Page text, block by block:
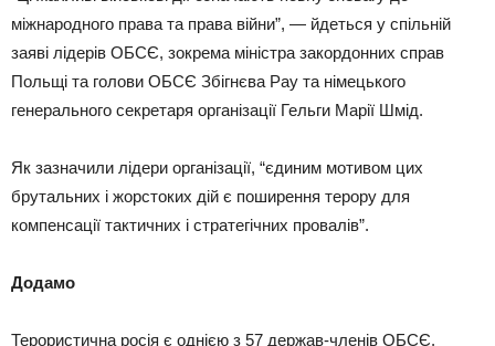
міжнародного права та права війни”, — йдеться у спільній
заяві лідерів ОБСЄ, зокрема міністра закордонних справ
Польщі та голови ОБСЄ Збігнєва Рау та німецького
генерального секретаря організації Гельги Марії Шмід.
Як зазначили лідери організації, “єдиним мотивом цих
брутальних і жорстоких дій є поширення терору для
компенсації тактичних і стратегічних провалів”.
Додамо
Терористична росія є однією з 57 держав-членів ОБСЄ.